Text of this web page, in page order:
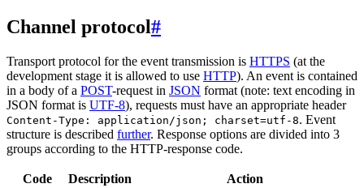
Channel protocol#
Transport protocol for the event transmission is HTTPS (at the
development stage it is allowed to use HTTP). An event is contained
in a body of a POST-request in JSON format (note: text encoding in
JSON format is UTF-8), requests must have an appropriate header
Content-Type: application/json; charset=utf-8. Event
structure is described further. Response options are divided into 3
groups according to the HTTP-response code.
Code Description Action